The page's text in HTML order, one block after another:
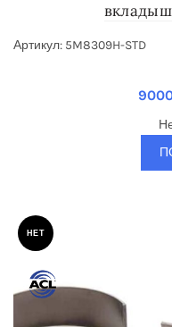
Артикул: 5M8309H-STD
НЕТ